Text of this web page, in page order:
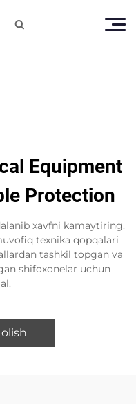

Equipment
Protection
xavfni kamaytiring.
texnika qopqalari
tashkil topgan va
shifoxonelar uchun